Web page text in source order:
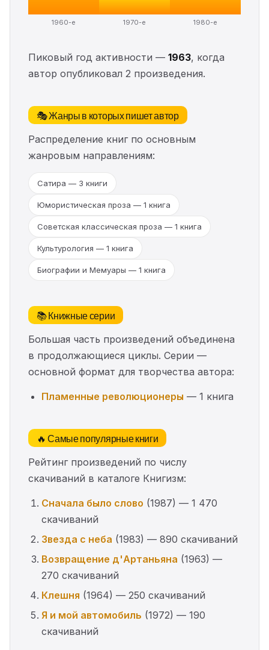
1960-е 1970-е 1980-е
Пиковый год активности — 1963, когда
автор опубликовал 2 произведения.
🎭 Жанры в которых пишет автор
Распределение книг по основным
жанровым направлениям:
Сатира — 3 книги
Юмористическая проза — 1 книга
Советская классическая проза — 1 книга
Культурология — 1 книга
Биографии и Мемуары — 1 книга
📚 Книжные серии
Большая часть произведений объединена
в продолжающиеся циклы. Серии —
основной формат для творчества автора:
Пламенные революционеры — 1 книга
🔥 Самые популярные книги
Рейтинг произведений по числу
скачиваний в каталоге Книгизм:
Сначала было слово (1987) — 1 470
скачиваний
Звезда с неба (1983) — 890 скачиваний
Возвращение д'Артаньяна (1963) —
270 скачиваний
Клешня (1964) — 250 скачиваний
Я и мой автомобиль (1972) — 190
скачиваний